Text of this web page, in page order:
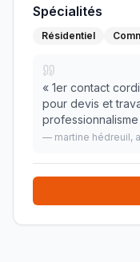
Spécialités
Résidentiel
« 1er contact
pour devis et
et avec respect
»
— martine hédreuil,